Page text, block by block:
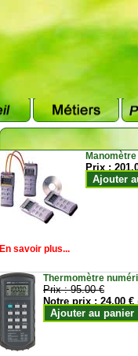
Prix :
Ajouter
En savoir plus...
Thermomètre
Prix :95.00 €
Notre prix :24.00 €
Ajouter au panier